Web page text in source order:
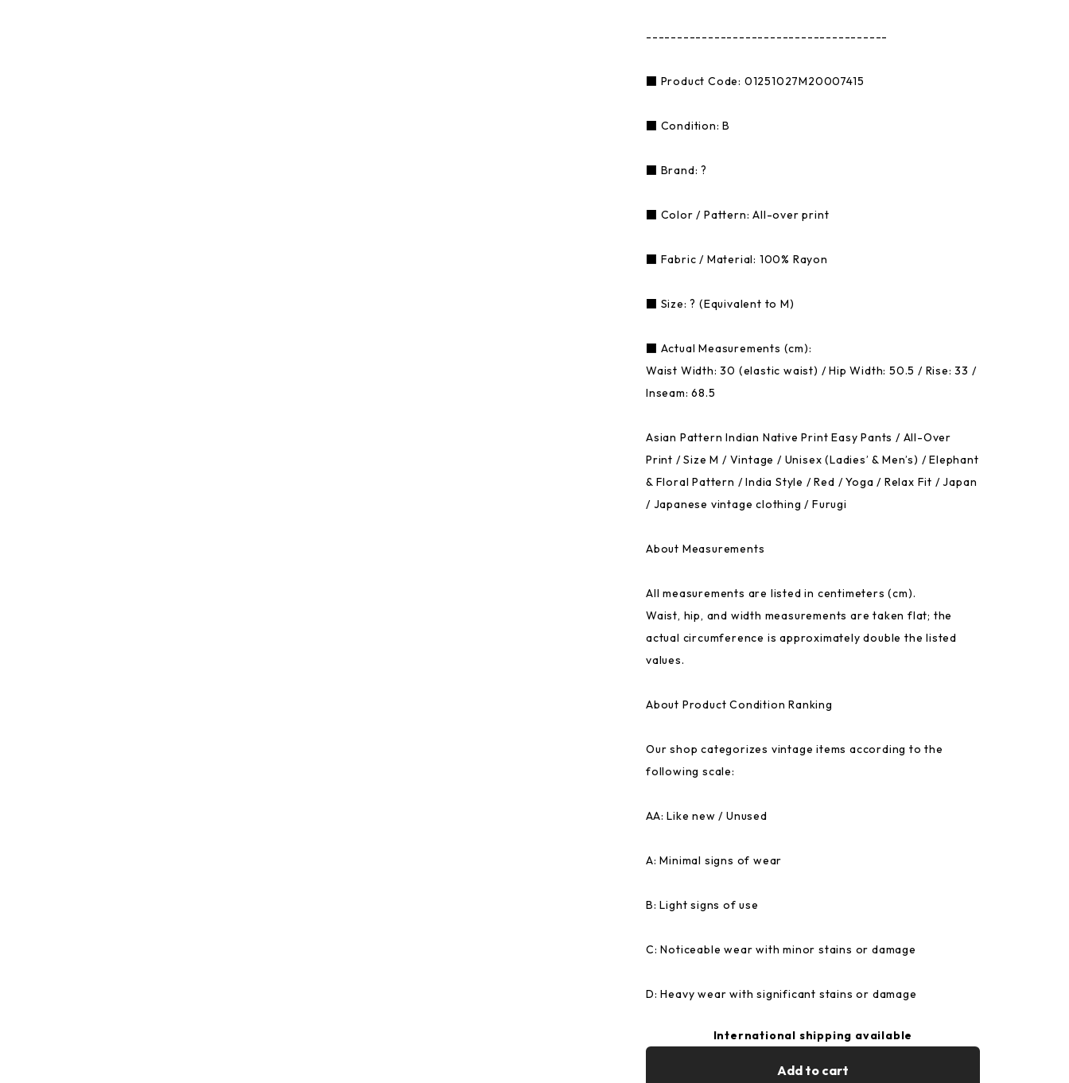
---------------------------------------
■ Product Code: 01251027M20007415
■ Condition: B
■ Brand: ?
■ Color / Pattern: All-over print
■ Fabric / Material: 100% Rayon
■ Size: ? (Equivalent to M)
■ Actual Measurements (cm):
Waist Width: 30 (elastic waist) / Hip Width: 50.5 / Rise: 33 /
Inseam: 68.5
Asian Pattern Indian Native Print Easy Pants / All-Over
Print / Size M / Vintage / Unisex (Ladies’ & Men’s) / Elephant
& Floral Pattern / India Style / Red / Yoga / Relax Fit / Japan
/ Japanese vintage clothing / Furugi
About Measurements
All measurements are listed in centimeters (cm).
Waist, hip, and width measurements are taken flat; the
actual circumference is approximately double the listed
values.
About Product Condition Ranking
Our shop categorizes vintage items according to the
following scale:
AA: Like new / Unused
A: Minimal signs of wear
B: Light signs of use
C: Noticeable wear with minor stains or damage
D: Heavy wear with significant stains or damage
International shipping available
Add to cart